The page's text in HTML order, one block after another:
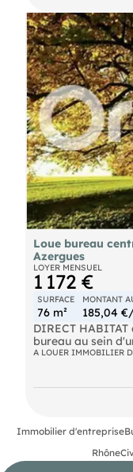
- Honoraires :
30 153,75 € HT)
Loue bureau
Azergues
LOYER MENSUEL
1 172 €
SURFACE
76 m²
MONTANT
185,04
DIRECT
bureau au sein
secteur.
ensemble de
Les parties
ascenseur,
A LOUER IMMOBILIER
Immobilier d'entreprise
Rhône